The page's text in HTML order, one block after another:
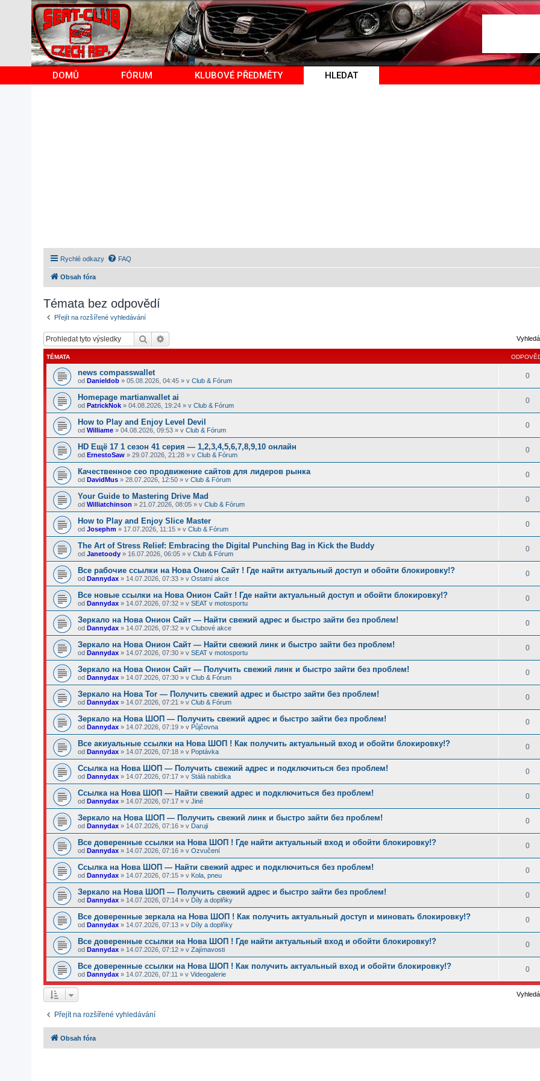
DOMŮ FÓRUM KLUBOVÉ PŘEDMĚTY HLEDAT
Rychlé odkazy FAQ
Obsah fóra
Témata bez odpovědí
Přejít na rozšířené vyhledávání
Hledat
TÉMATA
news compasswallet
od Danieldob » 05.08.2026, 04:45 » v Club & Fórum
0
Homepage martianwallet ai
od PatrickNok » 04.08.2026, 19:24 » v Club & Fórum
0
How to Play and Enjoy Level Devil
od Williame » 04.08.2026, 09:53 » v Club & Fórum
0
HD Ещё 17 1 сезон 41 серия — 1,2,3,4,5,6,7,8,9,10 онлайн
od ErnestoSaw » 29.07.2026, 21:28 » v Club & Fórum
0
Качественное сео продвижение сайтов для лидеров рынка
od DavidMus » 28.07.2026, 12:50 » v Club & Fórum
0
Your Guide to Mastering Drive Mad
od Williatchinson » 21.07.2026, 08:05 » v Club & Fórum
0
How to Play and Enjoy Slice Master
od Josephm » 17.07.2026, 11:15 » v Club & Fórum
0
The Art of Stress Relief: Embracing the Digital Punching Bag in Kick the Buddy
od Janetoody » 16.07.2026, 06:05 » v Club & Fórum
0
Все рабочие ссылки на Нова Онион Сайт ! Где найти актуальный доступ и обойти блокировку!?
od Dannydax » 14.07.2026, 07:33 » v Ostatní akce
0
Все новые ссылки на Нова Онион Сайт ! Где найти актуальный доступ и обойти блокировку!?
od Dannydax » 14.07.2026, 07:32 » v SEAT v motosportu
0
Зеркало на Нова Онион Сайт — Найти свежий адрес и быстро зайти без проблем!
od Dannydax » 14.07.2026, 07:32 » v Clubové akce
0
Зеркало на Нова Онион Сайт — Найти свежий линк и быстро зайти без проблем!
od Dannydax » 14.07.2026, 07:30 » v SEAT v motosportu
0
Зеркало на Нова Онион Сайт — Получить свежий линк и быстро зайти без проблем!
od Dannydax » 14.07.2026, 07:30 » v Club & Fórum
0
Зеркало на Нова Tor — Получить свежий адрес и быстро зайти без проблем!
od Dannydax » 14.07.2026, 07:21 » v Club & Fórum
0
Зеркало на Нова ШОП — Получить свежий адрес и быстро зайти без проблем!
od Dannydax » 14.07.2026, 07:19 » v Půjčovna
0
Все акиуальные ссылки на Нова ШОП ! Как получить актуальный вход и обойти блокировку!?
od Dannydax » 14.07.2026, 07:18 » v Poptávka
0
Ссылка на Нова ШОП — Получить свежий адрес и подключиться без проблем!
od Dannydax » 14.07.2026, 07:17 » v Stálá nabídka
0
Ссылка на Нова ШОП — Найти свежий адрес и подключиться без проблем!
od Dannydax » 14.07.2026, 07:17 » v Jiné
0
Зеркало на Нова ШОП — Получить свежий линк и быстро зайти без проблем!
od Dannydax » 14.07.2026, 07:16 » v Daruji
0
Все доверенные ссылки на Нова ШОП ! Где найти актуальный вход и обойти блокировку!?
od Dannydax » 14.07.2026, 07:16 » v Ozvučení
0
Ссылка на Нова ШОП — Найти свежий адрес и подключиться без проблем!
od Dannydax » 14.07.2026, 07:15 » v Kola, pneu
0
Зеркало на Нова ШОП — Получить свежий адрес и быстро зайти без проблем!
od Dannydax » 14.07.2026, 07:14 » v Díly a doplňky
0
Все доверенные зеркала на Нова ШОП ! Как получить актуальный доступ и миновать блокировку!?
od Dannydax » 14.07.2026, 07:13 » v Díly a doplňky
0
Все доверенные ссылки на Нова ШОП ! Где найти актуальный вход и обойти блокировку!?
od Dannydax » 14.07.2026, 07:12 » v Zajímavosti
0
Все доверенные ссылки на Нова ШОП ! Как получить актуальный вход и обойти блокировку!?
od Dannydax » 14.07.2026, 07:11 » v Videogalerie
0
Přejít na rozšířené vyhledávání
Obsah fóra